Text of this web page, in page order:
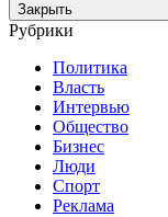
Закрыть
Рубрики
Политика
Власть
Интервью
Общество
Бизнес
Люди
Спорт
Реклама